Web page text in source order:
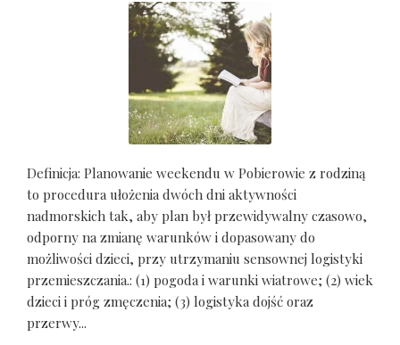
Definicja: Planowanie weekendu w Pobierowie z rodziną
to procedura ułożenia dwóch dni aktywności
nadmorskich tak, aby plan był przewidywalny czasowo,
odporny na zmianę warunków i dopasowany do
możliwości dzieci, przy utrzymaniu sensownej logistyki
przemieszczania.: (1) pogoda i warunki wiatrowe; (2) wiek
dzieci i próg zmęczenia; (3) logistyka dojść oraz
przerwy...